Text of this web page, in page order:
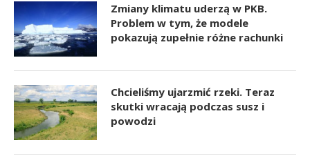
Zmiany klimatu uderzą w PKB.
Problem w tym, że modele
pokazują zupełnie różne rachunki
Chcieliśmy ujarzmić rzeki. Teraz
skutki wracają podczas susz i
powodzi